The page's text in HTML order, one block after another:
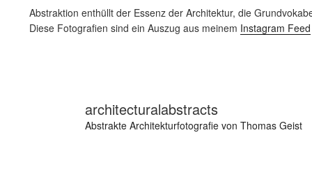
Abstraktion enthüllt der Essenz der Architektur, die
Diese Fotografien sind ein Auszug aus meinem Instagram Feed
architecturalabstracts
Abstrakte Architekturfotografie von Thomas Geist